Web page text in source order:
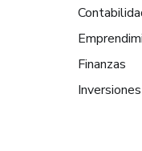
Finanzas
Inversiones